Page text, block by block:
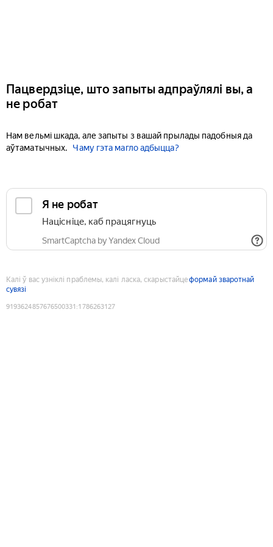
Пацвердзіце, што запыты адпраўлялі вы, а
не робат
Нам вельмі шкада, але запыты з вашай прылады падобныя да
аўтаматычных.
Чаму гэта магло адбыцца?
Я не робат
Націсніце, каб працягнуць
SmartCaptcha by Yandex Cloud
Калі ў вас узніклі праблемы, калі ласка, скарыстайцеформай зваротнай
сувязі
9193624857676500331 :1786263127